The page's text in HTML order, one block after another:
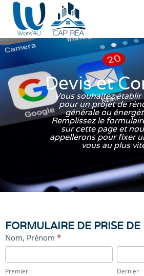
Devis et
Vous souhaitez établir
pour un projet de
générale ou
Remplissez le
sur cette page et
appellerons pour fixer
vous au plus
FORMULAIRE DE PRISE
Formulaire
Devis
Nom, Prénom *
Premier Dernier